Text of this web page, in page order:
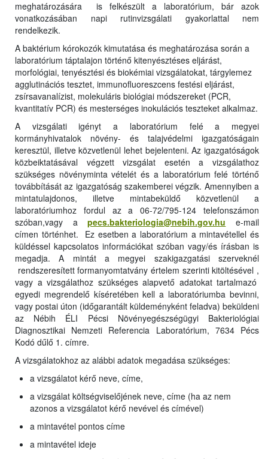
meghatározására is felkészült a laboratórium, bár azok
vonatkozásában napi rutinvizsgálati gyakorlattal nem
rendelkezik.
A baktérium kórokozók kimutatása és meghatározása során a
laboratórium táptalajon történő kitenyésztéses eljárást,
morfológiai, tenyésztési és biokémiai vizsgálatokat, tárgylemez
agglutinációs tesztet, immunofluoreszcens festési eljárást,
zsírsavanalízist, molekuláris biológiai módszereket (PCR,
kvantitatív PCR) és mesterséges inokulációs teszteket alkalmaz.
A vizsgálati igényt a laboratórium felé a megyei
kormányhivatalok növény- és talajvédelmi igazgatóságain
keresztül, illetve közvetlenül lehet bejelenteni. Az igazgatóságok
közbeiktatásával végzett vizsgálat esetén a vizsgálathoz
szükséges növényminta vételét és a laboratórium felé történő
továbbítását az igazgatóság szakemberei végzik. Amennyiben a
mintatulajdonos, illetve mintabeküldő közvetlenül a
laboratóriumhoz fordul az a06-72/795-124 telefonszámon
szóban,vagy apecs.bakteriologia@nebih.gov.hu e-mail
címen történhet. Ez esetben a laboratórium a mintavétellel és
küldéssel kapcsolatos információkat szóban vagy/és írásban is
megadja. A mintát a megyei szakigazgatási szerveknél
rendszeresített formanyomtatvány értelem szerinti kitöltésével ,
vagy a vizsgálathoz szükséges alapvető adatokat tartalmazó
egyedi megrendelő kíséretében kell a laboratóriumba bevinni,
vagy postai úton (időgarantált küldeményként feladva) beküldeni
az Nébih ÉLI Pécsi Növényegészségügyi Bakteriológiai
Diagnosztikai Nemzeti Referencia Laboratórium, 7634 Pécs
Kodó dűlő 1. címre.
A vizsgálatokhoz az alábbi adatok megadása szükséges:
a vizsgálatot kérő neve, címe,
a vizsgálat költségviselőjének neve, címe (ha az nem
azonos a vizsgálatot kérő nevével és címével)
a mintavétel pontos címe
a mintavétel ideje